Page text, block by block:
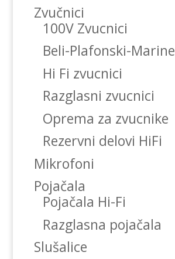
Zvučnici
100V Zvucnici
Beli-Plafonski-Marine
Hi Fi zvucnici
Razglasni zvucnici
Oprema za zvucnike
Rezervni delovi HiFi
Mikrofoni
Pojačala
Pojačala Hi-Fi
Razglasna pojačala
Slušalice